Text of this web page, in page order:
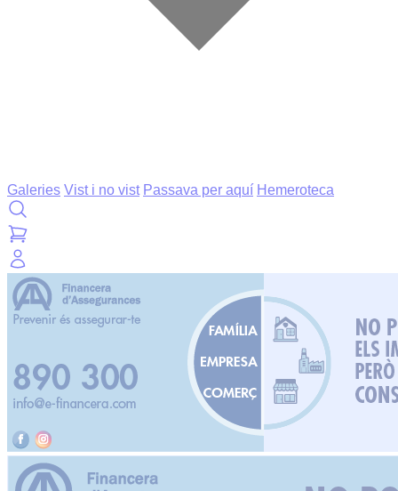
Galeries Vist i no vist Passava per aquí Hemeroteca